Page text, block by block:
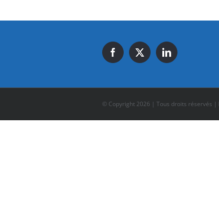
© Copyright 2026 | Tous droits réservés |